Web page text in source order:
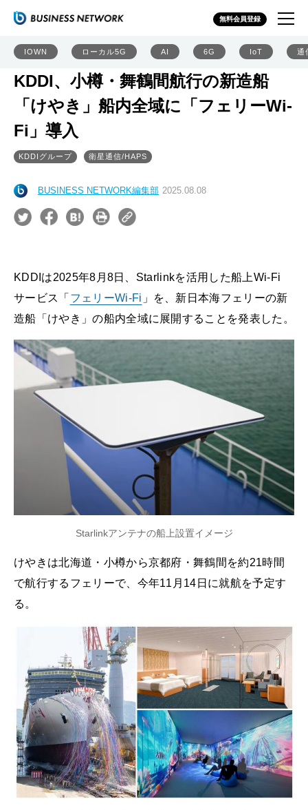
無料会員登録
IOWN ローカル5G AI 6G IoT 通
KDDI、小樽・舞鶴間航行の新造船
「けやき」船内全域に「フェリーWi-
Fi」導入
KDDIグループ 衛星通信/HAPS
BUSINESS NETWORK編集部 2025.08.08
KDDIは2025年8月8日、Starlinkを活用した船上Wi-Fi
サービス「 フェリーWi-Fi 」を、新日本海フェリーの新
造船「けやき」の船内全域に展開することを発表した。
Starlinkアンテナの船上設置イメージ
けやきは北海道・小樽から京都府・舞鶴間を約21時間
で航行するフェリーで、今年11月14日に就航を予定す
る。